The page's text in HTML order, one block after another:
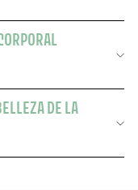
DE LA